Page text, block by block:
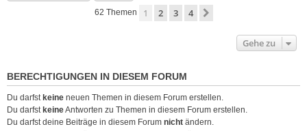
62 Themen 1 2 3 4
Gehe zu
BERECHTIGUNGEN IN DIESEM FORUM
Du darfst keine neuen Themen in diesem Forum erstellen.
Du darfst keineAntworten zu Themen in diesem Forum erstellen.
Du darfst deine Beiträge in diesem Forum nicht ändern.